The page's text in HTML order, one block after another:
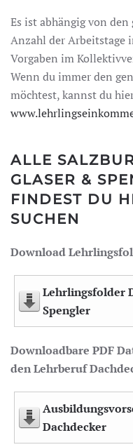
Es ist abhängig von
Anzahl der Arbeitstage
Vorgaben im
Wenn du immer den
möchtest, kannst du
ALLE
GLASER &
FINDEST DU
SUCHEN
Download
Lehrlingsfolder
Spengler
Downloadbare PDF
den Lehrberuf
Dachdecker